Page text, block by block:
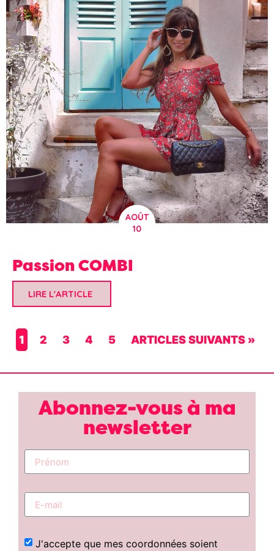
AOÛT
10
Passion COMBI
LIRE L'ARTICLE
1 2 3 4 5 ARTICLES SUIVANTS »
Abonnez-vous à ma
newsletter
J'accepte que mes coordonnées soient